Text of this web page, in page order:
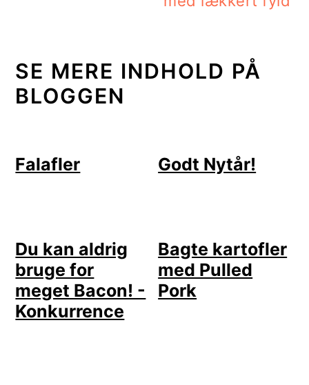
SE MERE INDHOLD PÅ
BLOGGEN
Falafler Godt Nytår!
Du kan aldrig
bruge for
meget Bacon! -
Konkurrence
Bagte kartofler
med Pulled
Pork